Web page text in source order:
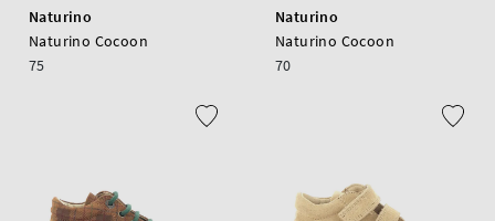
Naturino
Naturino Cocoon
75
Naturino
Naturino Cocoon
70